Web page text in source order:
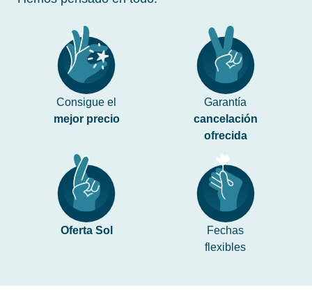
Consigue el
mejor precio
Garantía
cancelación
ofrecida
Oferta Sol
Fechas
flexibles